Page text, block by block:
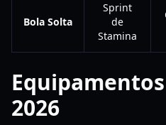
Bola Solta
Sprint
de
Stamina
2026